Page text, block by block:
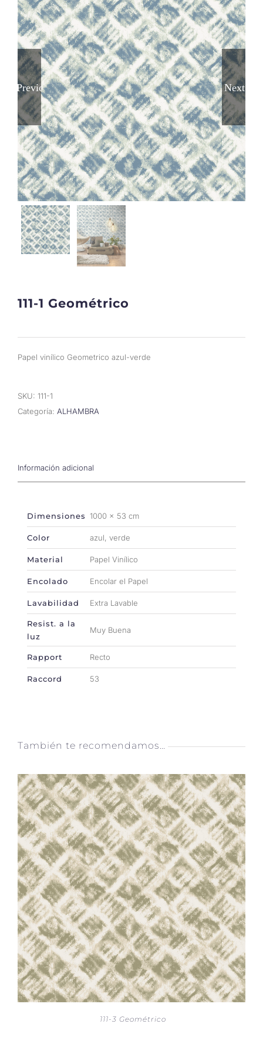
Previous Next
111-1 Geométrico
Papel vinílico Geometrico azul-verde
SKU: 111-1
Categoría: ALHAMBRA
Información adicional
Dimensiones 1000 × 53 cm
Color azul, verde
Material Papel Vinílico
Encolado Encolar el Papel
Lavabilidad Extra Lavable
Resist. a la
luz
Muy Buena
Rapport Recto
Raccord 53
También te recomendamos…
111-3 Geométrico